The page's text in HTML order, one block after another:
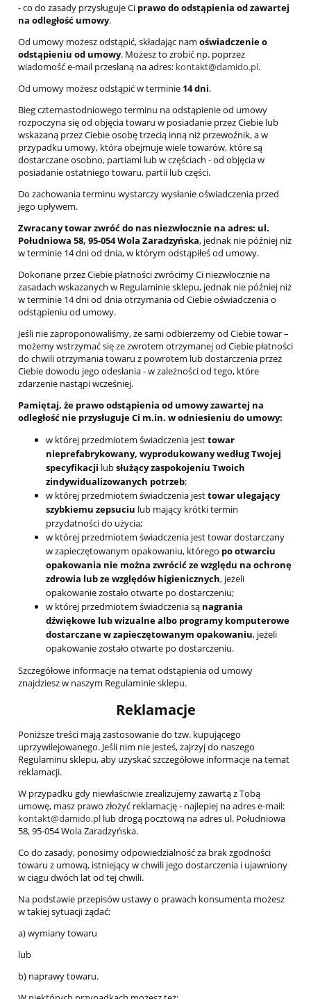
- co do zasady przysługuje Ci prawo do odstąpienia od zawartej
na odległość umowy.
Od umowy możesz odstąpić, składając nam oświadczenie o
odstąpieniu od umowy. Możesz to zrobić np. poprzez
wiadomość e-mail przesłaną na adres: kontakt@damido.pl.
Od umowy możesz odstąpić w terminie 14 dni.
Bieg czternastodniowego terminu na odstąpienie od umowy
rozpoczyna się od objęcia towaru w posiadanie przez Ciebie lub
wskazaną przez Ciebie osobę trzecią inną niż przewoźnik, a w
przypadku umowy, która obejmuje wiele towarów, które są
dostarczane osobno, partiami lub w częściach - od objęcia w
posiadanie ostatniego towaru, partii lub części.
Do zachowania terminu wystarczy wysłanie oświadczenia przed
jego upływem.
Zwracany towar zwróć do nas niezwłocznie na adres: ul.
Południowa 58, 95-054 Wola Zaradzyńska, jednak nie później niż
w terminie 14 dni od dnia, w którym odstąpiłeś od umowy.
Dokonane przez Ciebie płatności zwrócimy Ci niezwłocznie na
zasadach wskazanych w Regulaminie sklepu, jednak nie później niż
w terminie 14 dni od dnia otrzymania od Ciebie oświadczenia o
odstąpieniu od umowy.
Jeśli nie zaproponowaliśmy, że sami odbierzemy od Ciebie towar –
możemy wstrzymać się ze zwrotem otrzymanej od Ciebie płatności
do chwili otrzymania towaru z powrotem lub dostarczenia przez
Ciebie dowodu jego odesłania - w zależności od tego, które
zdarzenie nastąpi wcześniej.
Pamiętaj, że prawo odstąpienia od umowy zawartej na
odległość nie przysługuje Ci m.in. w odniesieniu do umowy:
w której przedmiotem świadczenia jesttowar
nieprefabrykowany, wyprodukowany według Twojej
specyfikacji lubsłużący zaspokojeniu Twoich
zindywidualizowanych potrzeb;
w której przedmiotem świadczenia jesttowar ulegający
szybkiemu zepsuciu lub mający krótki termin
przydatności do użycia;
w której przedmiotem świadczenia jest towar dostarczany
w zapieczętowanym opakowaniu, którego po otwarciu
opakowania nie można zwrócić ze względu na ochronę
zdrowia lub ze względów higienicznych, jeżeli
opakowanie zostało otwarte po dostarczeniu;
w której przedmiotem świadczenia są nagrania
dźwiękowe lub wizualne albo programy komputerowe
dostarczane w zapieczętowanym opakowaniu, jeżeli
opakowanie zostało otwarte po dostarczeniu.
Szczegółowe informacje na temat odstąpienia od umowy
znajdziesz w naszym Regulaminie sklepu.
Reklamacje
Poniższe treści mają zastosowanie do tzw. kupującego
uprzywilejowanego. Jeśli nim nie jesteś, zajrzyj do naszego
Regulaminu sklepu, aby uzyskać szczegółowe informacje na temat
reklamacji.
W przypadku gdy niewłaściwie zrealizujemy zawartą z Tobą
umowę, masz prawo złożyć reklamację - najlepiej na adres e-mail:
kontakt@damido.pl lub drogą pocztową na adres ul. Południowa
58, 95-054 Wola Zaradzyńska.
Co do zasady, ponosimy odpowiedzialność za brak zgodności
towaru z umową, istniejący w chwili jego dostarczenia i ujawniony
w ciągu dwóch lat od tej chwili.
Na podstawie przepisów ustawy o prawach konsumenta możesz
w takiej sytuacji żądać:
a) wymiany towaru
lub
b) naprawy towaru.